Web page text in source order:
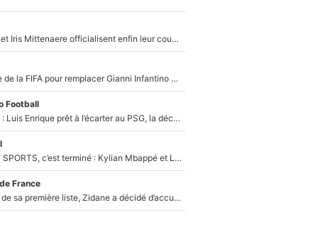
Antoine Dupont et Iris Mittenaere officialisent enfin leur couple : La photo qui enflamme les réseaux sociaux
Du PSG à la tête de la FIFA pour remplacer Gianni Infantino ? «Il serait un mauvais président», le patron de la Liga s'attaque à Nasser Al-Khelaïfi !
Football
Bradley Barcola : Luis Enrique prêt à l’écarter au PSG, la décision qui va accélérer son transfert à Liverpool ?
La Liga sur beIN SPORTS, c’est terminé : Kylian Mbappé et Lamine Yamal changent de chaîne, «le moment était venu d'ouvrir un nouveau chapitre»
France
Avant l’annonce de sa première liste, Zidane a décidé d’accueillir une nouvelle tête en équipe de France